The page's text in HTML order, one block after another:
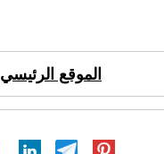
الموقع الرئيسي